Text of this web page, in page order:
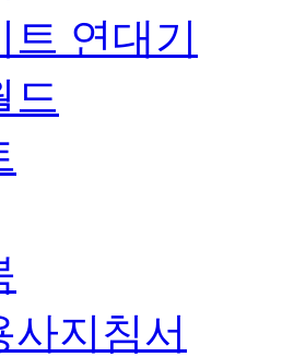
트 연대기
드
사지침서